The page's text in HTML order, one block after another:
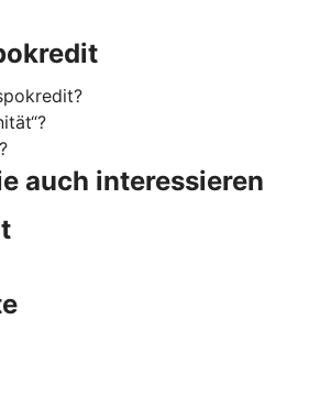
auch interessieren